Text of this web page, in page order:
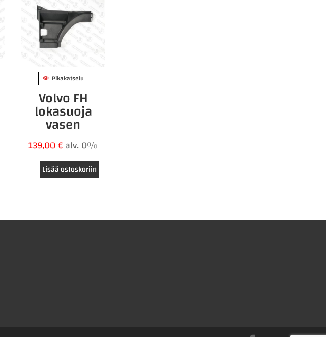
Pikakatselu
Volvo FH
lokasuoja
vasen
139,00€alv. 0%
Lisää ostoskoriin